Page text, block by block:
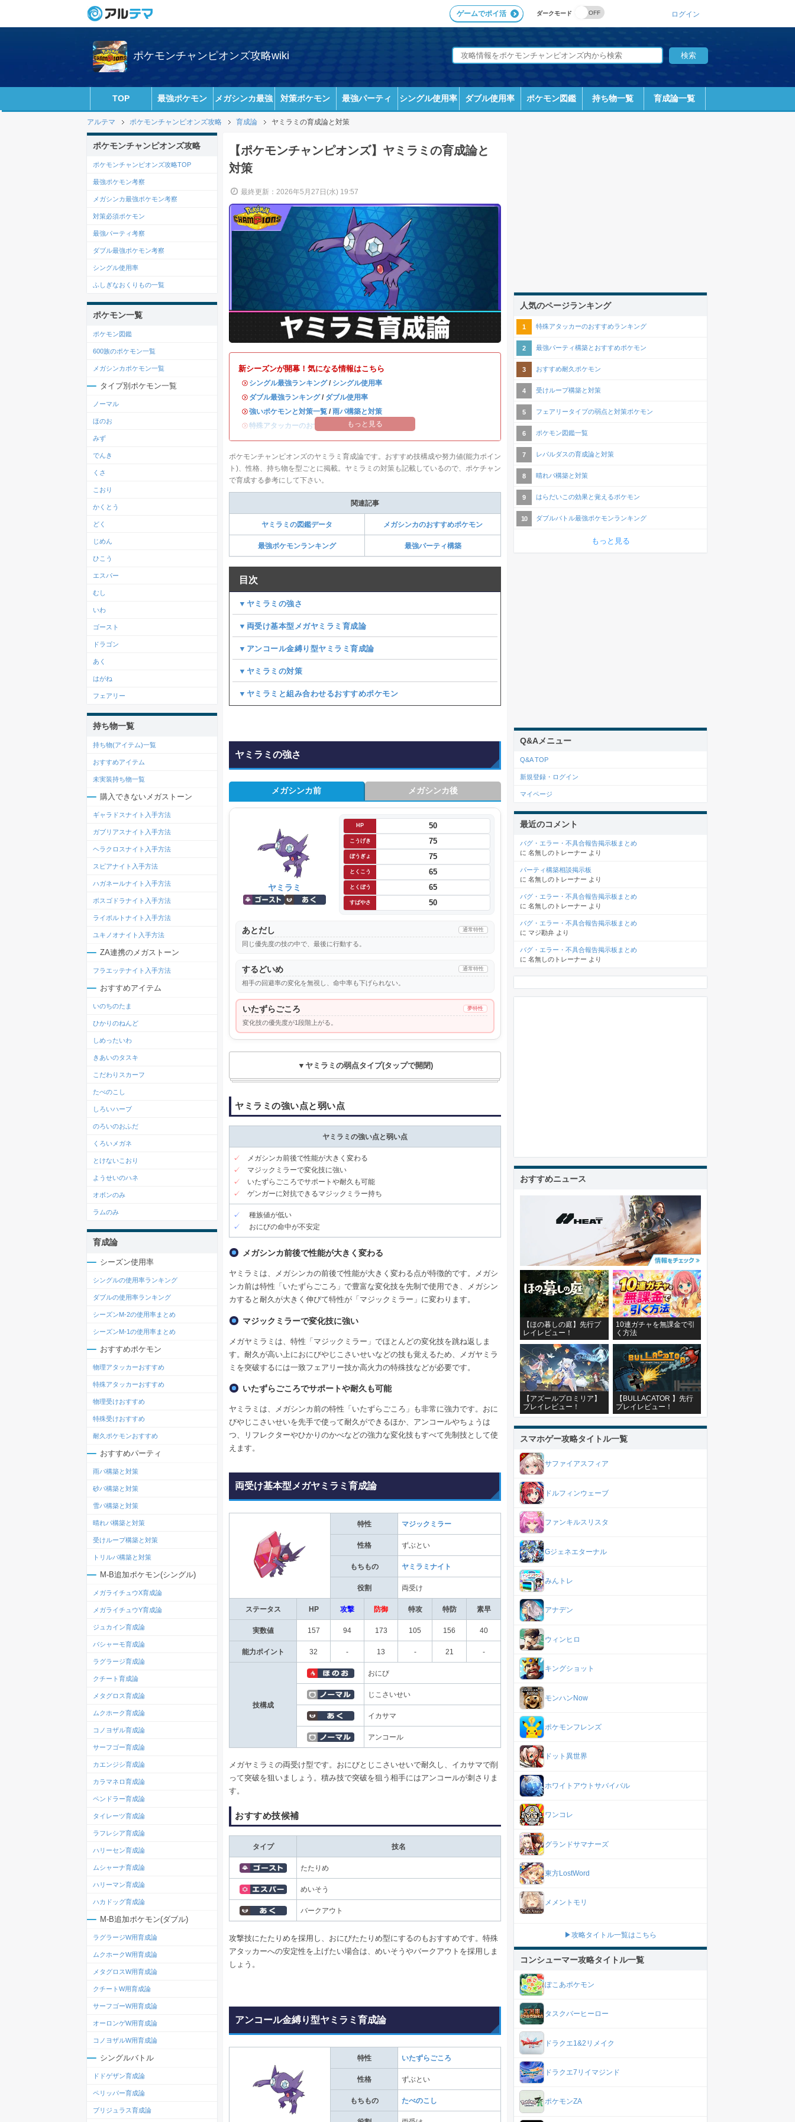
ダークモード
ゲームでポイ活 ログイン
ポケモンチャンピオンズ攻略wiki
TOP 最強ポケモン メガシンカ最強 対策ポケモン 最強パーティ シングル使用率 ダブル使用率 ポケモン図鑑 持ち物一覧 育成論一覧
アルテマ ポケモンチャンピオンズ攻略 育成論 ヤミラミの育成論と対策
【ポケモンチャンピオンズ】ヤミラミの育成論と
対策
最終更新：2026年5月27日(水) 19:57
新シーズンが開幕！気になる情報はこちら
・ シングル最強ランキング/ シングル使用率
・ ダブル最強ランキング/ ダブル使用率
・強いポケモンと対策一覧 / 雨パ構築と対策
・特殊アタッカーのおすすめランキング
もっと見る
ポケモンチャンピオンズのヤミラミ育成論です。おすすめ技構成や努力値(能力ポイン
ト)、性格、持ち物を型ごとに掲載。ヤミラミの対策も記載しているので、ポケチャン
で育成する参考にして下さい。
関連記事
ヤミラミの図鑑データ メガシンカのおすすめポケモン
最強ポケモンランキング 最強パーティ構築
目次
▼ヤミラミの強さ
▼両受け基本型メガヤミラミ育成論
▼アンコール金縛り型ヤミラミ育成論
▼ヤミラミの対策
▼ヤミラミと組み合わせるおすすめポケモン
ヤミラミの強さ
メガシンカ前 メガシンカ後
ヤミラミ
HP 50
こうげき 75
ぼうぎょ 75
とくこう 65
とくぼう 65
すばやさ 50
あとだし 通常特性
同じ優先度の技の中で、最後に行動する。
するどいめ 通常特性
相手の回避率の変化を無視し、命中率も下げられない。
いたずらごころ 夢特性
変化技の優先度が1段階上がる。
▼ヤミラミの弱点タイプ(タップで開閉)
ヤミラミの強い点と弱い点
ヤミラミの強い点と弱い点
✓
メガシンカ前後で性能が大きく変わる
✓ マジックミラーで変化技に強い
✓ いたずらごころでサポートや耐久も可能
✓ ゲンガーに対抗できるマジックミラー持ち
✓ 種族値が低い
✓ おにびの命中が不安定
メガシンカ前後で性能が大きく変わる
ヤミラミは、メガシンカの前後で性能が大きく変わる点が特徴的です。メガシ
ンカ前は特性「いたずらごころ」で豊富な変化技を先制で使用でき、メガシン
カすると耐久が大きく伸びて特性が「マジックミラー」に変わります。
マジックミラーで変化技に強い
メガヤミラミは、特性「マジックミラー」でほとんどの変化技を跳ね返しま
す。耐久が高い上におにびやじこさいせいなどの技も覚えるため、メガヤミラ
ミを突破するには一致フェアリー技か高火力の特殊技などが必要です。
いたずらごころでサポートや耐久も可能
ヤミラミは、メガシンカ前の特性「いたずらごころ」も非常に強力です。おに
びやじこさいせいを先手で使って耐久ができるほか、アンコールやちょうは
つ、リフレクターやひかりのかべなどの強力な変化技もすべて先制技として使
えます。
両受け基本型メガヤミラミ育成論
特性 マジックミラー
性格 ずぶとい
もちもの ヤミラミナイト
役割 両受け
ステータス HP 攻撃 防御 特攻 特防 素早
実数値 157 94 173 105 156 40
能力ポイント 32 - 13 - 21 -
技構成
おにび
じこさいせい
イカサマ
アンコール
メガヤミラミの両受け型です。おにびとじこさいせいで耐久し、イカサマで削
って突破を狙いましょう。積み技で突破を狙う相手にはアンコールが刺さりま
す。
おすすめ技候補
タイプ 技名
たたりめ
めいそう
バークアウト
攻撃技にたたりめを採用し、おにびたたりめ型にするのもおすすめです。特殊
アタッカーへの安定性を上げたい場合は、めいそうやバークアウトを採用しま
しょう。
アンコール金縛り型ヤミラミ育成論
特性 いたずらごころ
性格 ずぶとい
もちもの たべのこし
ポケモンチャンピオンズ攻略
ポケモンチャンピオンズ攻略TOP
最強ポケモン考察
メガシンカ最強ポケモン考察
対策必須ポケモン
最強パーティ考察
ダブル最強ポケモン考察
シングル使用率
ふしぎなおくりもの一覧
ポケモン一覧
ポケモン図鑑
600族のポケモン一覧
メガシンカポケモン一覧
タイプ別ポケモン一覧
ノーマル
ほのお
みず
でんき
くさ
こおり
かくとう
どく
じめん
ひこう
エスパー
むし
いわ
ゴースト
ドラゴン
あく
はがね
フェアリー
持ち物一覧
持ち物(アイテム)一覧
おすすめアイテム
未実装持ち物一覧
購入できないメガストーン
ギャラドスナイト入手方法
ガブリアスナイト入手方法
ヘラクロスナイト入手方法
スピアナイト入手方法
ハガネールナイト入手方法
ボスゴドラナイト入手方法
ライボルトナイト入手方法
ユキノオナイト入手方法
ZA連携のメガストーン
フラエッテナイト入手方法
おすすめアイテム
いのちのたま
ひかりのねんど
しめったいわ
きあいのタスキ
こだわりスカーフ
たべのこし
しろいハーブ
のろいのおふだ
くろいメガネ
とけないこおり
ようせいのハネ
オボンのみ
ラムのみ
育成論
シーズン使用率
シングルの使用率ランキング
ダブルの使用率ランキング
シーズンM-2の使用率まとめ
シーズンM-1の使用率まとめ
おすすめポケモン
物理アタッカーおすすめ
特殊アタッカーおすすめ
物理受けおすすめ
特殊受けおすすめ
耐久ポケモンおすすめ
おすすめパーティ
雨パ構築と対策
砂パ構築と対策
雪パ構築と対策
晴れパ構築と対策
受けループ構築と対策
トリルパ構築と対策
M-B追加ポケモン(シングル)
メガライチュウX育成論
メガライチュウY育成論
ジュカイン育成論
バシャーモ育成論
ラグラージ育成論
クチート育成論
メタグロス育成論
ムクホーク育成論
コノヨザル育成論
サーフゴー育成論
カエンジシ育成論
カラマネロ育成論
ペンドラー育成論
タイレーツ育成論
ラフレシア育成論
ハリーセン育成論
ムシャーナ育成論
ハリーマン育成論
ハカドッグ育成論
M-B追加ポケモン(ダブル)
ラグラージW用育成論
ムクホークW用育成論
メタグロスW用育成論
クチートW用育成論
サーフゴーW用育成論
オーロンゲW用育成論
コノヨザルW用育成論
シングルバトル
ドドゲザン育成論
ペリッパー育成論
ブリジュラス育成論
人気のページランキング
特殊アタッカーのおすすめランキング
最強パーティ構築とおすすめポケモン
おすすめ耐久ポケモン
受けループ構築と対策
フェアリータイプの弱点と対策ポケモン
ポケモン図鑑一覧
レパルダスの育成論と対策
晴れパ構築と対策
はらだいこの効果と覚えるポケモン
ダブルバトル最強ポケモンランキング
もっと見る
Q&Aメニュー
Q&A TOP
新規登録・ログイン
マイページ
最近のコメント
バグ・エラー・不具合報告掲示板まとめ
に 名無しのトレーナー より
パーティ構築相談掲示板
に 名無しのトレーナー より
バグ・エラー・不具合報告掲示板まとめ
に 名無しのトレーナー より
バグ・エラー・不具合報告掲示板まとめ
に マジ勘弁 より
バグ・エラー・不具合報告掲示板まとめ
に 名無しのトレーナー より
おすすめニュース
【ほの暮しの庭】先行プ
レイレビュー！
10連ガチャを無課金で引
く方法
【アズールプロミリア】
プレイレビュー！
【BULLACATOR 】先行
プレイレビュー！
スマホゲー攻略タイトル一覧
サファイアスフィア
ドルフィンウェーブ
ファンキルスリスタ
Gジェネエターナル
みんトレ
アナデン
ウィンヒロ
キングショット
モンハンNow
ポケモンフレンズ
ドット異世界
ホワイトアウトサバイバル
ワンコレ
グランドサマナーズ
東方LostWord
メメントモリ
▶攻略タイトル一覧はこちら
コンシューマー攻略タイトル一覧
ぽこあポケモン
タスクバーヒーロー
ドラクエ1&2リメイク
ドラクエ7リイマジンド
ポケモンZA